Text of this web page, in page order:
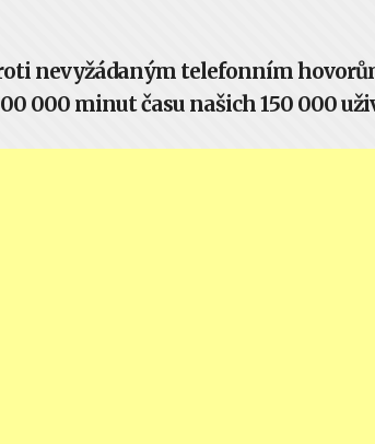
nevyžádaným telefonním
000 minut času našich 150 000